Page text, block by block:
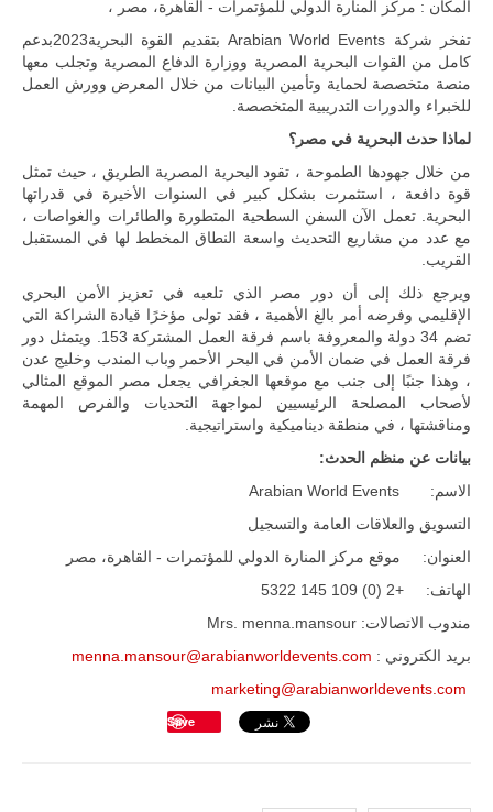
ليبيا | إنطلاق
تدريبات
فلينتلوك
2026 الدولية
بمشاركة
جيوش وقادة
من 30 دولة
بمدينة سرت
تقريب
المسافات بين
شرق البلاد
حضور دولي
مباشرة مع
أطراف ليبية
المكان : مركز المنارة الدولي للمؤتمرات - القاهرة، مصر ،
تفخر شركة Arabian World Events بتقديم القوة البحرية2023بدعم
كامل من القوات البحرية المصرية ووزارة الدفاع المصرية وتجلب معها
منصة متخصصة لحماية وتأمين البيانات من خلال المعرض وورش العمل
للخبراء والدورات التدريبية المتخصصة.
لماذا حدث البحرية في مصر؟
من خلال جهودها الطموحة ، تقود البحرية المصرية الطريق ، حيث تمثل
قوة دافعة ، استثمرت بشكل كبير في السنوات الأخيرة في قدراتها
البحرية. تعمل الآن السفن السطحية المتطورة والطائرات والغواصات ،
مع عدد من مشاريع التحديث واسعة النطاق المخطط لها في المستقبل
القريب.
ويرجع ذلك إلى أن دور مصر الذي تلعبه في تعزيز الأمن البحري
الإقليمي وفرضه أمر بالغ الأهمية ، فقد تولى مؤخرًا قيادة الشراكة التي
تضم 34 دولة والمعروفة باسم فرقة العمل المشتركة 153. ويتمثل دور
فرقة العمل في ضمان الأمن في البحر الأحمر وباب المندب وخليج عدن
، وهذا جنبًا إلى جنب مع موقعها الجغرافي يجعل مصر الموقع المثالي
لأصحاب المصلحة الرئيسيين لمواجهة التحديات والفرص المهمة
ومناقشتها ، في منطقة ديناميكية واستراتيجية.
بيانات عن منظم الحدث:
الاسم: Arabian World Events
التسويق والعلاقات العامة والتسجيل
العنوان: موقع مركز المنارة الدولي للمؤتمرات - القاهرة، مصر
الهاتف: +2 (0) 109 145 5322
مندوب الاتصالات: Mrs. menna.mansour
بريد الكتروني : menna.mansour@arabianworldevents.com
marketing@arabianworldevents.com
Save